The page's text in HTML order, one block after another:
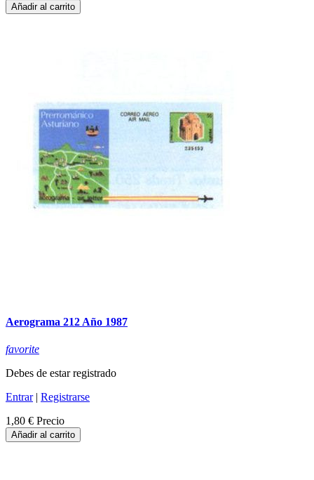
Añadir al carrito
Aerograma 212 Año 1987
favorite
Debes de estar registrado
Entrar| Registrarse
1,80 € Precio
Añadir al carrito